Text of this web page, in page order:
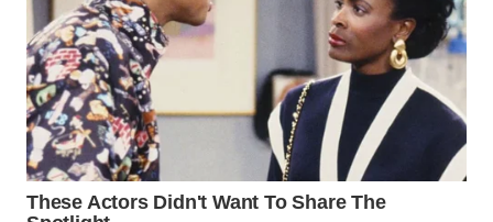
TANGERANG
WN
BINJAI
WN
CIREBON